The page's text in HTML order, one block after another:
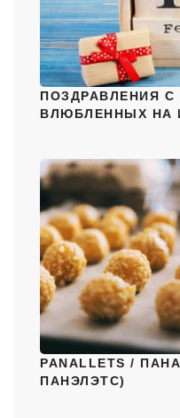
ПОЗДРАВЛЕНИЯ С
ВЛЮБЛЕННЫХ НА
PANALLETS /
ПАНЭЛЭТС)